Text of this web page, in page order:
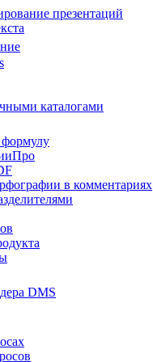
презентаций
каталогами
в комментариях
DMS